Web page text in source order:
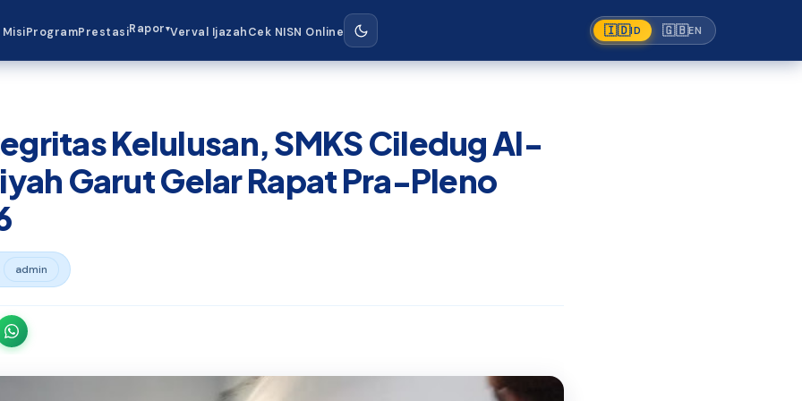
ProgramPrestasiRapor▾Verval IjazahCek NISN Online 🇮🇩ID 🇬🇧EN
Kelulusan, SMKS Ciledug Al-
Garut Gelar Rapat Pra-Pleno
admin